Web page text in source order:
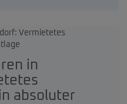
in
absoluter